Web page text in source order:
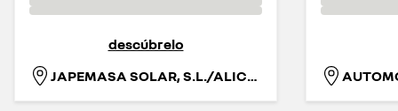
descúbrelo
JAPEMASA SOLAR, S.L./ALICANTE